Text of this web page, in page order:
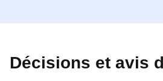
Décisions et avis